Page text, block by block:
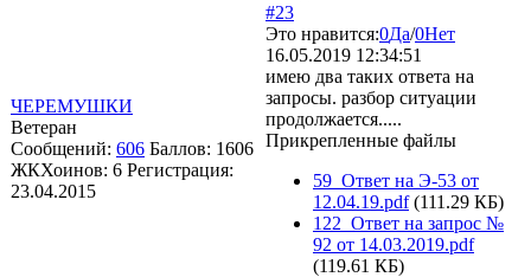
ЧЕРЕМУШКИ
Ветеран
Сообщений: 606 Баллов: 1606
ЖКХоинов: 6 Регистрация:
23.04.2015
#23
Это нравится:0Да/0Нет
16.05.2019 12:34:51
имею два таких ответа на
запросы. разбор ситуации
продолжается.....
Прикрепленные файлы
59_Ответ на Э-53 от
12.04.19.pdf (111.29 КБ)
122_Ответ на запрос №
92 от 14.03.2019.pdf
(119.61 КБ)